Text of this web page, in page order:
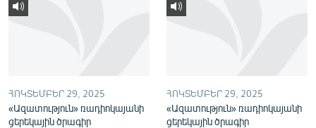
ՀՈԿՏԵՄԲԵՐ 29, 2025
«Ազատություն» ռադիոկայանի
ցերեկային ծրագիր
ՀՈԿՏԵՄԲԵՐ 29, 2025
«Ազատություն» ռադիոկայանի
ցերեկային ծրագիր